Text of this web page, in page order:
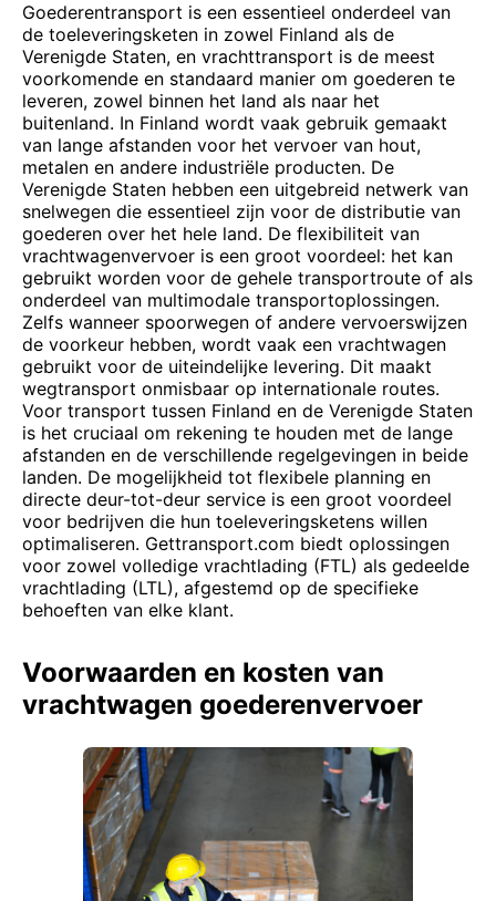
Goederentransport is een essentieel onderdeel van
de toeleveringsketen in zowel Finland als de
Verenigde Staten, en vrachttransport is de meest
voorkomende en standaard manier om goederen te
leveren, zowel binnen het land als naar het
buitenland. In Finland wordt vaak gebruik gemaakt
van lange afstanden voor het vervoer van hout,
metalen en andere industriële producten. De
Verenigde Staten hebben een uitgebreid netwerk van
snelwegen die essentieel zijn voor de distributie van
goederen over het hele land. De flexibiliteit van
vrachtwagenvervoer is een groot voordeel: het kan
gebruikt worden voor de gehele transportroute of als
onderdeel van multimodale transportoplossingen.
Zelfs wanneer spoorwegen of andere vervoerswijzen
de voorkeur hebben, wordt vaak een vrachtwagen
gebruikt voor de uiteindelijke levering. Dit maakt
wegtransport onmisbaar op internationale routes.
Voor transport tussen Finland en de Verenigde Staten
is het cruciaal om rekening te houden met de lange
afstanden en de verschillende regelgevingen in beide
landen. De mogelijkheid tot flexibele planning en
directe deur-tot-deur service is een groot voordeel
voor bedrijven die hun toeleveringsketens willen
optimaliseren. Gettransport.com biedt oplossingen
voor zowel volledige vrachtlading (FTL) als gedeelde
vrachtlading (LTL), afgestemd op de specifieke
behoeften van elke klant.
Voorwaarden en kosten van
vrachtwagen goederenvervoer